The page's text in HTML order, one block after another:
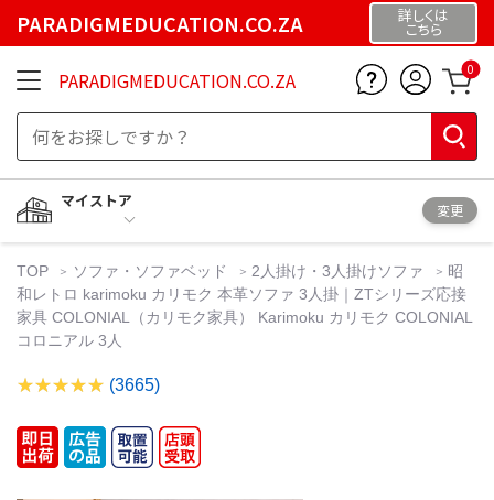
PARADIGMEDUCATION.CO.ZA 詳しくは
こちら
PARADIGMEDUCATION.CO.ZA 0
マイストア
変更
TOP ソファ・ソファベッド 2人掛け・3人掛けソファ
昭
和レトロ karimoku カリモク 本革ソファ 3人掛｜ZTシリーズ応接
家具 COLONIAL（カリモク家具） Karimoku カリモク COLONIAL
コロニアル 3人
(3665)